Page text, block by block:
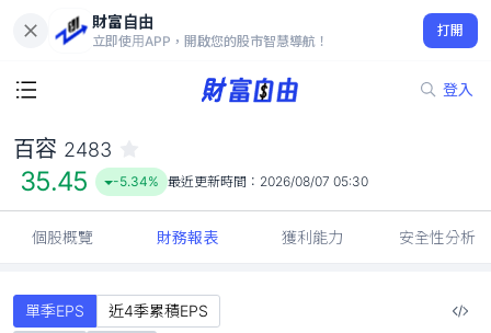
財富自由
立即使用APP，開啟您的股市智慧導航！
打開
登入
35.45
-5.34%
百容 2483
35.45 -5.34% 最近更新時間： 2026/08/07 05:30
個股概覽 財務報表 獲利能力 安全性分析
單季EPS 近4季累積EPS